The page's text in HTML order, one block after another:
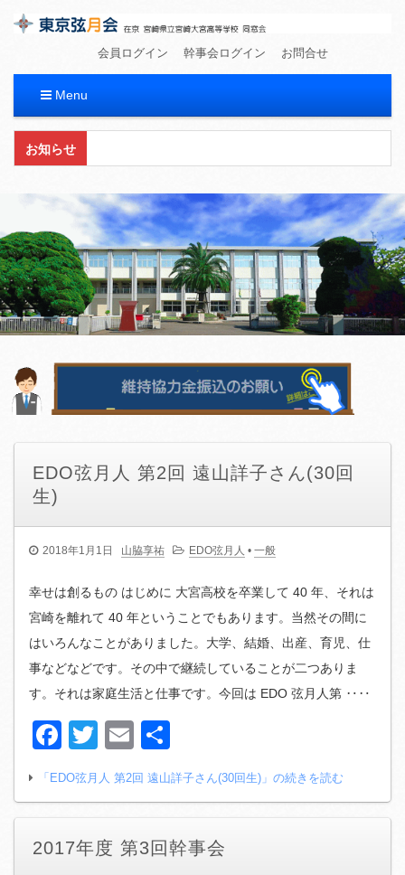
東京弦月会
在京 宮崎県立宮崎大宮高等学校 同窓会
会員ログイン 幹事会ログイン お問合せ
Menu
コ
ン
テ
移
動
お知らせ
EDO弦月人 第2回 遠山詳子さん(30回
生)
2018年1月1日 山脇享祐 EDO弦月人 • 一般
幸せは創るもの はじめに 大宮高校を卒業して 40 年、それは
宮崎を離れて 40 年ということでもあります。当然その間に
はいろんなことがありました。大学、結婚、出産、育児、仕
事などなどです。その中で継続していることが二つありま
す。それは家庭生活と仕事です。今回は EDO 弦月人第 ‥‥
Facebook
Twitter
Email
有
「EDO弦月人 第2回 遠山詳子さん(30回生)」の続きを読む
2017年度 第3回幹事会